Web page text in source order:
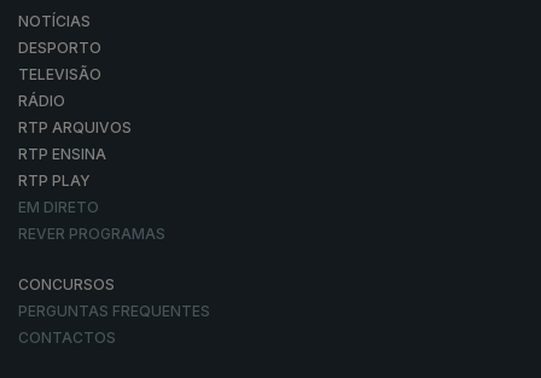
NOTÍCIAS
DESPORTO
TELEVISÃO
RÁDIO
RTP ARQUIVOS
RTP ENSINA
RTP PLAY
EM DIRETO
REVER PROGRAMAS
CONCURSOS
PERGUNTAS FREQUENTES
CONTACTOS